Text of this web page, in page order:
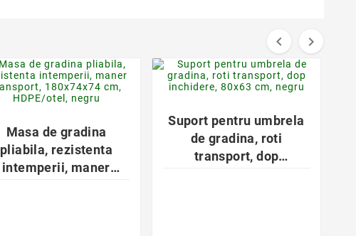
 
favorite_border
Masa de gradina
pliabila, rezistenta
intemperii, maner
favorite_border
Suport pentru umbrela
de gradina, roti
transport, dop